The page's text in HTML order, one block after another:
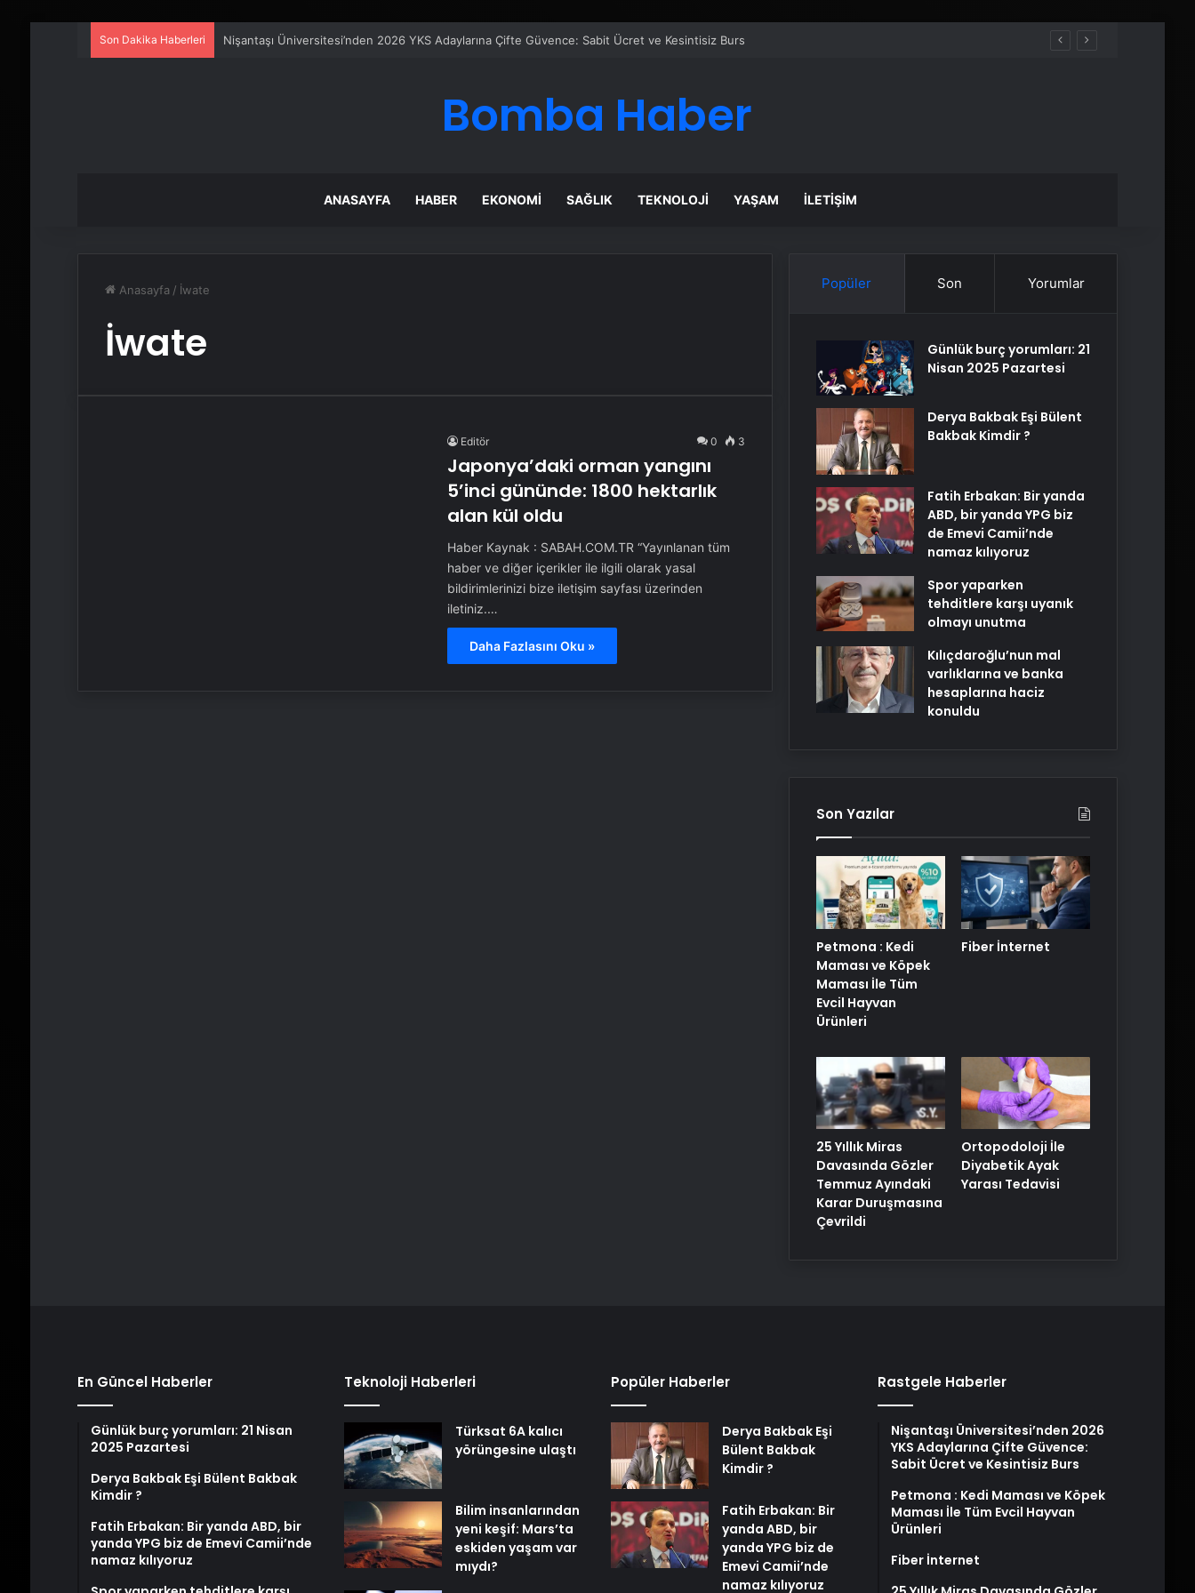
Son Dakika Haberleri Nişantaşı Üniversitesi’nden 2026 YKS Adaylarına Çifte Güvence: Sabit Ücret ve Kesintisiz Burs
Bomba Haber
ANASAYFA HABER EKONOMI SAĞLIK TEKNOLOJI YAŞAM İLETIŞIM
Anasayfa / İwate
İwate
Editör 0 3
Japonya’daki orman yangını
5’inci gününde: 1800 hektarlık
alan kül oldu
Haber Kaynak : SABAH.COM.TR “Yayınlanan tüm
haber ve diğer içerikler ile ilgili olarak yasal
bildirimlerinizi bize iletişim sayfası üzerinden
iletiniz.…
Daha Fazlasını Oku »
Popüler Son Yorumlar
Günlük burç yorumları: 21
Nisan 2025 Pazartesi
Derya Bakbak Eşi Bülent
Bakbak Kimdir ?
Fatih Erbakan: Bir yanda
ABD, bir yanda YPG biz
de Emevi Camii’nde
namaz kılıyoruz
Spor yaparken
tehditlere karşı uyanık
olmayı unutma
Kılıçdaroğlu’nun mal
varlıklarına ve banka
hesaplarına haciz
konuldu
Son Yazılar
Petmona : Kedi
Maması ve Köpek
Maması İle Tüm
Evcil Hayvan
Ürünleri
Fiber İnternet
25 Yıllık Miras
Davasında Gözler
Temmuz Ayındaki
Karar Duruşmasına
Çevrildi
Ortopodoloji İle
Diyabetik Ayak
Yarası Tedavisi
En Güncel Haberler
Günlük burç yorumları: 21 Nisan
2025 Pazartesi
Derya Bakbak Eşi Bülent Bakbak
Kimdir ?
Fatih Erbakan: Bir yanda ABD, bir
yanda YPG biz de Emevi Camii’nde
namaz kılıyoruz
Teknoloji Haberleri
Türksat 6A kalıcı
yörüngesine ulaştı
Bilim insanlarından
yeni keşif: Mars’ta
eskiden yaşam var
mıydı?
Popüler Haberler
Derya Bakbak Eşi
Bülent Bakbak
Kimdir ?
Fatih Erbakan: Bir
yanda ABD, bir
yanda YPG biz de
Emevi Camii’nde
namaz kılıyoruz
Rastgele Haberler
Nişantaşı Üniversitesi’nden 2026
YKS Adaylarına Çifte Güvence:
Sabit Ücret ve Kesintisiz Burs
Petmona : Kedi Maması ve Köpek
Maması İle Tüm Evcil Hayvan
Ürünleri
Fiber İnternet